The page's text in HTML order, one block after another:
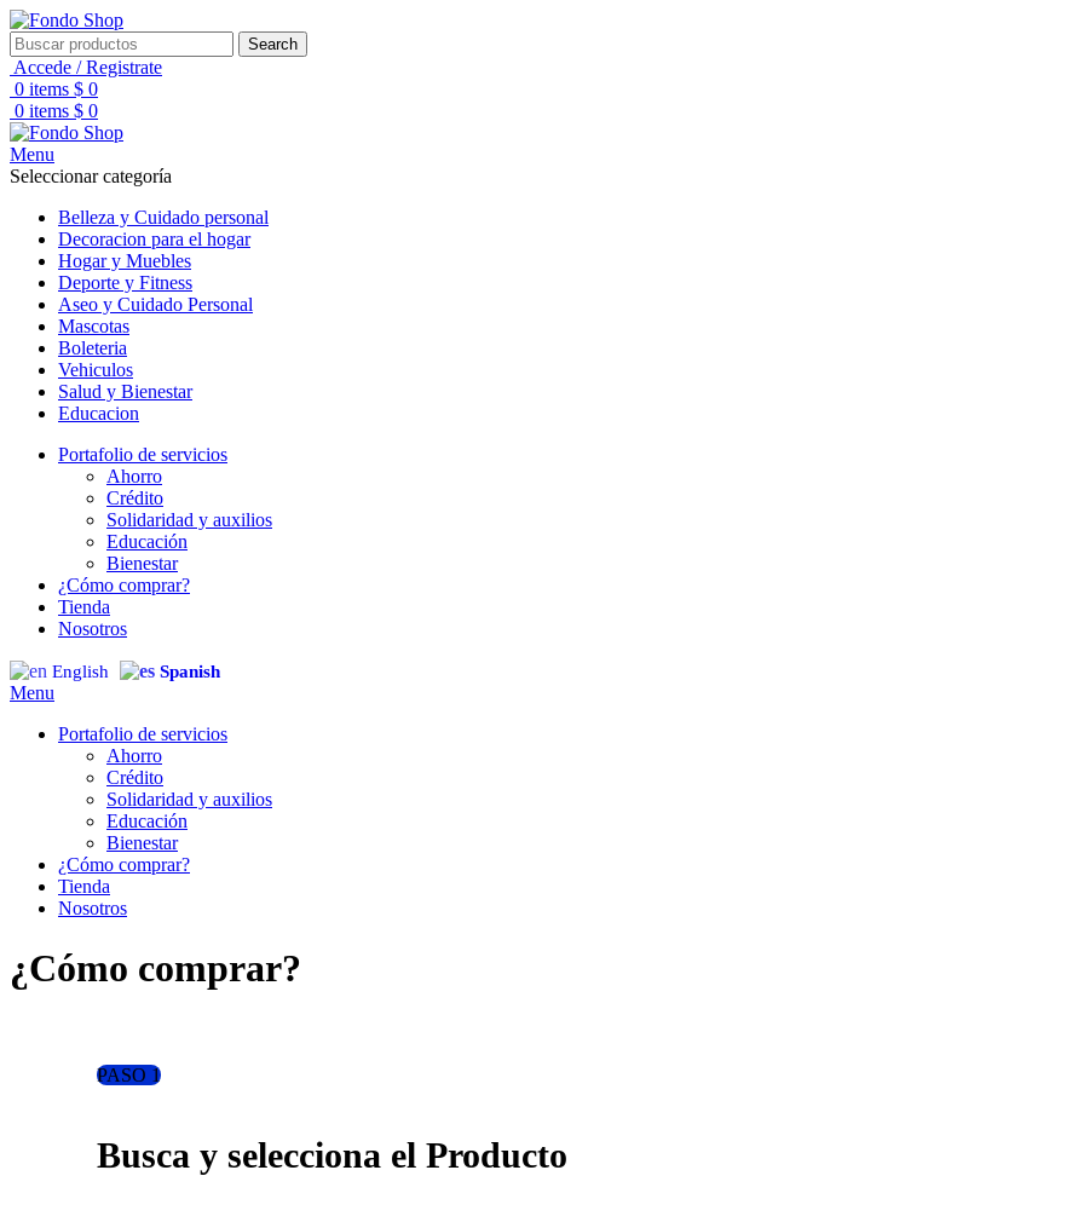
Search
Accede / Registrate
0 items $ 0
0 items $ 0
Menu
Seleccionar categoría
Belleza y Cuidado personal
Decoracion para el hogar
Hogar y Muebles
Deporte y Fitness
Aseo y Cuidado Personal
Mascotas
Boleteria
Vehiculos
Salud y Bienestar
Educacion
Portafolio de servicios
Ahorro
Crédito
Solidaridad y auxilios
Educación
Bienestar
¿Cómo comprar?
Tienda
Nosotros
English Spanish
Menu
Portafolio de servicios
Ahorro
Crédito
Solidaridad y auxilios
Educación
Bienestar
¿Cómo comprar?
Tienda
Nosotros
¿Cómo comprar?
PASO 1
Busca y selecciona el Producto